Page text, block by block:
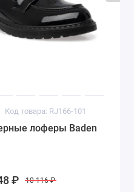
Код товара: RJ166-101
лоферы Baden
₽ 10 116 ₽